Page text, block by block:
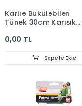
Karlıe Bükülebilen
Tünek 30cm Karışık
0,00 TL
Sepete Ekle